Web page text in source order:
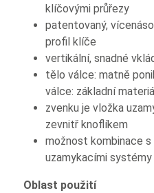
klíčovými průřezy
patentovaný,
profil klíče
vertikální, snadné
tělo válce: matně
válce: základní
zvenku je vložka
zevnitř knoflíkem
možnost kombinace
uzamykacími systémy
Oblast použití